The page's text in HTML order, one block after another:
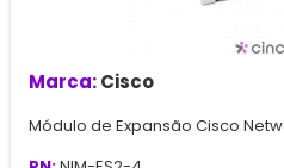
Marca:Cisco
Módulo de Expansão Cisco